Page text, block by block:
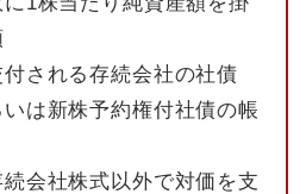
される存続会社の社債
は新株予約権付社債の帳
会社株式以外で対価を支